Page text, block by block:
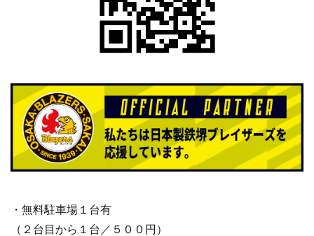
・無料駐車場１台有
（２台目から１台／５００円）